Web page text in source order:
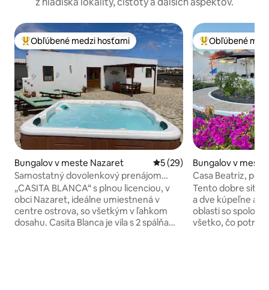
Najobľúbenejšie medzi hosťami
Obľúbené medzi hosťami
Bungalov v meste Nazaret Priemerné ohodnotenie 5
5 (29)
Samostatný dovolenkový prenájom
Casita Blanca
„CASITA BLANCA“ s plnou licenciou, v
obci Nazaret, ideálne umiestnená v
centre ostrova, so všetkým v ľahkom
dosahu. Casita Blanca je vila s 2 spálňami,
Najobľúbenejšie
Obľúbené
Bungalov v meste
ca
Casa Beatriz,
pláže!!
Tento dobre
a dve kúpeľne a
oblasti so
všetko, čo